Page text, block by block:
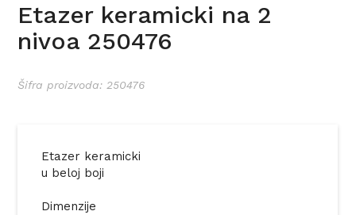
Etazer keramicki na 2
nivoa 250476
Šifra proizvoda: 250476
Etazer keramicki
u beloj boji
Dimenzije